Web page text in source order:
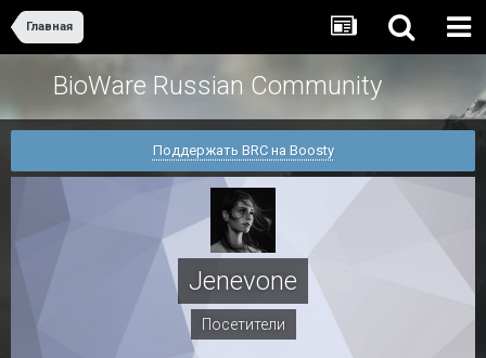
Главная
BioWare Russian Community
Поддержать BRC на Boosty
Jenevone
Посетители